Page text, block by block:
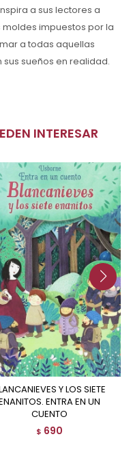
a sus lectores a
impuestos por la
a todas aquellas
sueños en realidad.
INTERESAR
ENTRA EN UN
CUENTO
$ 690